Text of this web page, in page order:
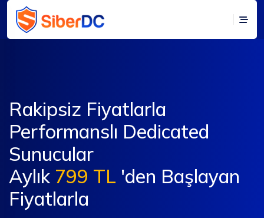
Rakipsiz Fiyatlarla
Performanslı Dedicated
Sunucular
Aylık 799 TL 'den Başlayan
Fiyatlarla